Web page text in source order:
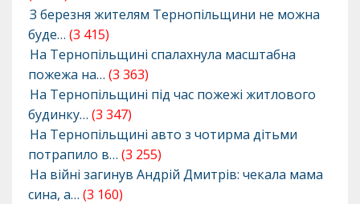
З березня жителям Тернопільщини не можна
буде… (3 415)
На Тернопільщині спалахнула масштабна
пожежа на… (3 363)
На Тернопільщині під час пожежі житлового
будинку… (3 347)
На Тернопільщині авто з чотирма дітьми
потрапило в… (3 255)
На війні загинув Андрій Дмитрів: чекала мама
сина, а… (3 160)